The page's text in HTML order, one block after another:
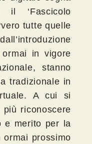
il ‘Fascicolo
tutte quelle
in vigore
stanno
tradizionale in
A cui si
riconoscere
e merito per la
prossimo